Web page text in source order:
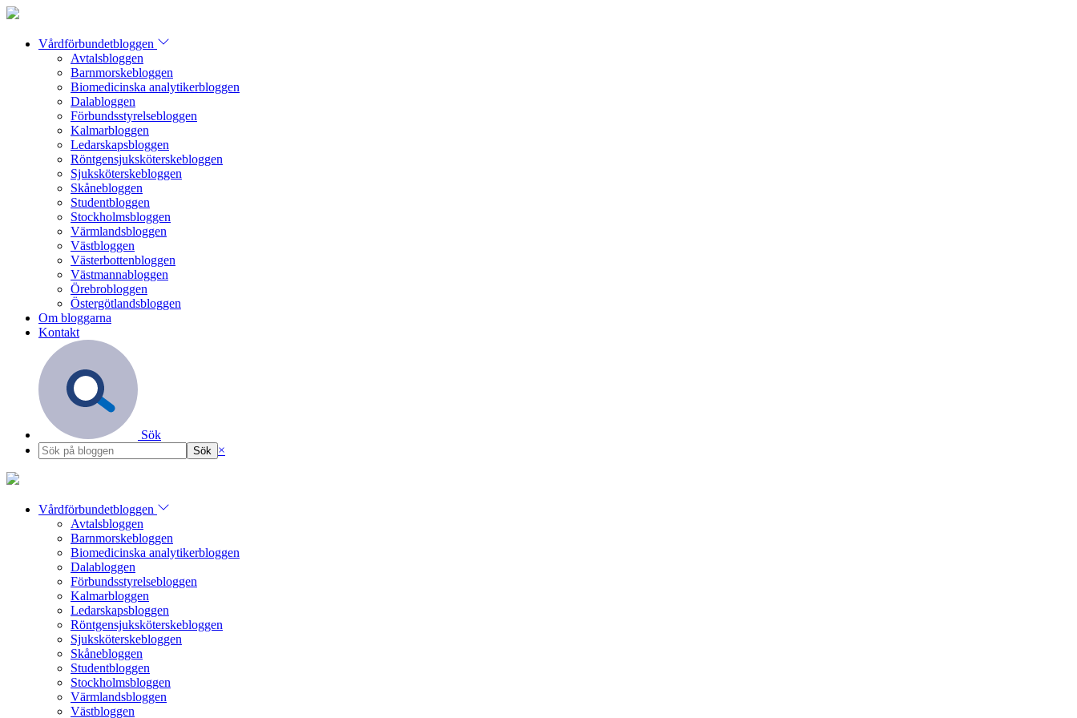
Vårdförbundetbloggen
Avtalsbloggen
Barnmorskebloggen
Biomedicinska analytikerbloggen
Dalabloggen
Förbundsstyrelsebloggen
Kalmarbloggen
Ledarskapsbloggen
Röntgensjuksköterskebloggen
Sjuksköterskebloggen
Skånebloggen
Studentbloggen
Stockholmsbloggen
Värmlandsbloggen
Västbloggen
Västerbottenbloggen
Västmannabloggen
Örebrobloggen
Östergötlandsbloggen
Om bloggarna
Kontakt
Sök
×
Vårdförbundetbloggen
Avtalsbloggen
Barnmorskebloggen
Biomedicinska analytikerbloggen
Dalabloggen
Förbundsstyrelsebloggen
Kalmarbloggen
Ledarskapsbloggen
Röntgensjuksköterskebloggen
Sjuksköterskebloggen
Skånebloggen
Studentbloggen
Stockholmsbloggen
Värmlandsbloggen
Västbloggen